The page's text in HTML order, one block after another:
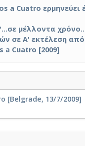
a Cuatro
μέλλοντα
σε Α' εκτέλεση
a Cuatro [2009]
[Belgrade, 13/7/2009]